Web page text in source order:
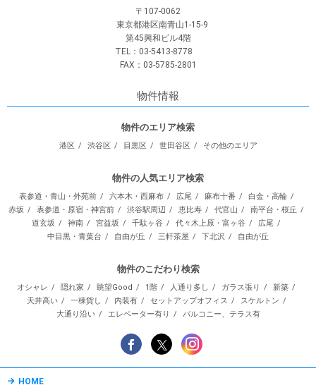
〒107-0062
東京都港区南青山1-15-9
第45興和ビル4階
TEL：03-5413-8778
FAX：03-5785-2801
物件情報
物件のエリア検索
港区 渋谷区 目黒区 世田谷区 その他のエリア
物件の人気エリア検索
表参道・青山・外苑前 六本木・西麻布 広尾 麻布十番
白金・高輪
赤坂
表参道・原宿・神宮前 渋谷駅周辺 恵比寿 代官山
南平台・桜丘
道玄坂
神南 宮益坂 千駄ヶ谷 代々木上原・富ヶ谷
広尾
中目黒・青葉台
自由が丘 三軒茶屋 下北沢 自由が丘
物件のこだわり検索
オシャレ 隠れ家 眺望Good 1階 人通り多し ガラス張り
新築
天井高い
一棟貨し 内装有 セットアップオフィス
スケルトン
大通り沿い
エレベーター有り バルコニー、テラス有
HOME